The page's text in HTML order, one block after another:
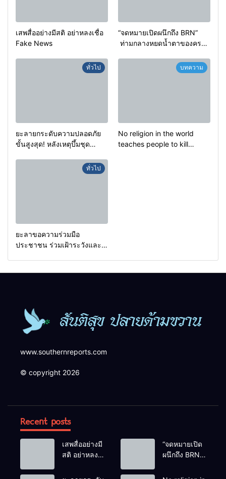
เสพสื่ออย่างมีสติ อย่าหลงเชื่อ
Fake News
“จดหมายเปิดผนึกถึง BRN”
ท่ามกลางหยดน้ำตาของครอบ
สะอื้นของทารกน้อยที่ต้อง
ทั่วไป
ยะลายกระดับความปลอดภัย
ขั้นสูงสุด! หลังเหตุบึ้มชุด
กรองเตือนเฝ้าระวังแกนนำสั่ง
บทความ
No religion in the world
teaches people to kill
ทั่วไป
ยะลาขอความร่วมมือ
ประชาชน ร่วมเฝ้าระวังและ
www.southernreports.com
© copyright 2026
Recent posts
เสพสื่ออย่างมี
สติ อย่าหลง
“จดหมายเปิด
ผนึกถึง BRN”
หยดน้ำตาของ